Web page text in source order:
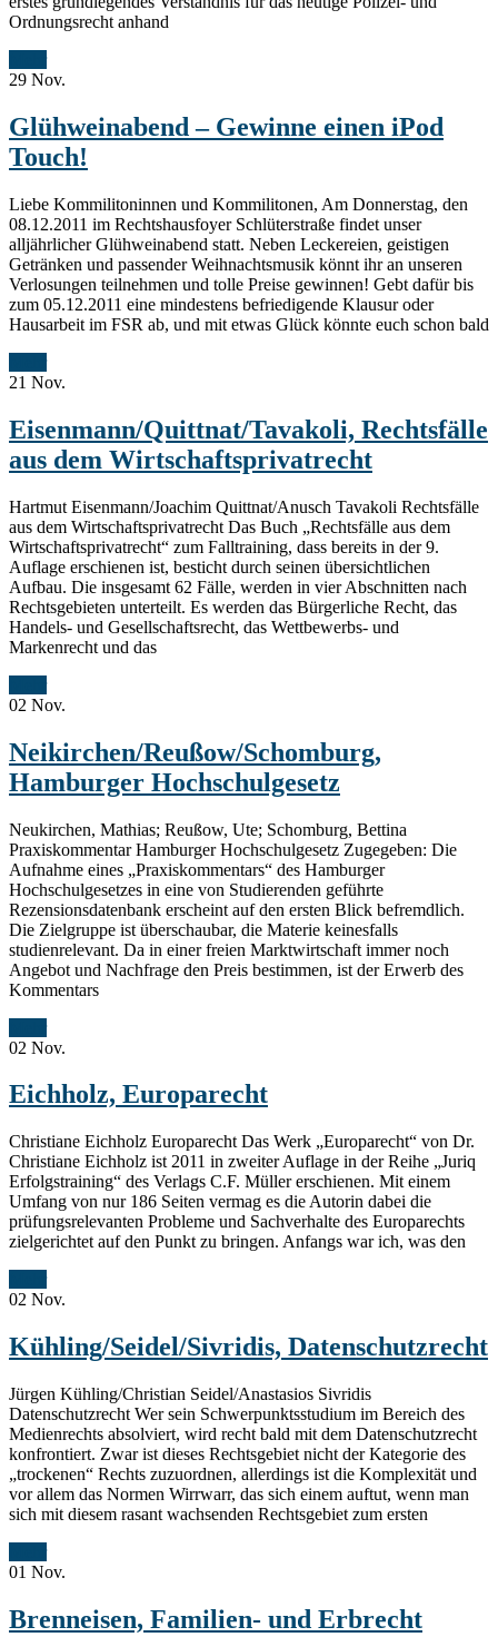
Ordnungsrecht anhand
29 Nov.
Glühweinabend – Gewinne einen iPod
Touch!
Liebe Kommilitoninnen und Kommilitonen, Am Donnerstag, den
08.12.2011 im Rechtshausfoyer Schlüterstraße findet unser
alljährlicher Glühweinabend statt. Neben Leckereien, geistigen
Getränken und passender Weihnachtsmusik könnt ihr an unseren
Verlosungen teilnehmen und tolle Preise gewinnen! Gebt dafür bis
zum 05.12.2011 eine mindestens befriedigende Klausur oder
Hausarbeit im FSR ab, und mit etwas Glück könnte euch schon bald
21 Nov.
Eisenmann/Quittnat/Tavakoli, Rechtsfälle
aus dem Wirtschaftsprivatrecht
Hartmut Eisenmann/Joachim Quittnat/Anusch Tavakoli Rechtsfälle
aus dem Wirtschaftsprivatrecht Das Buch „Rechtsfälle aus dem
Wirtschaftsprivatrecht“ zum Falltraining, dass bereits in der 9.
Auflage erschienen ist, besticht durch seinen übersichtlichen
Aufbau. Die insgesamt 62 Fälle, werden in vier Abschnitten nach
Rechtsgebieten unterteilt. Es werden das Bürgerliche Recht, das
Handels- und Gesellschaftsrecht, das Wettbewerbs- und
Markenrecht und das
02 Nov.
Neikirchen/Reußow/Schomburg,
Hamburger Hochschulgesetz
Neukirchen, Mathias; Reußow, Ute; Schomburg, Bettina
Praxiskommentar Hamburger Hochschulgesetz Zugegeben: Die
Aufnahme eines „Praxiskommentars“ des Hamburger
Hochschulgesetzes in eine von Studierenden geführte
Rezensionsdatenbank erscheint auf den ersten Blick befremdlich.
Die Zielgruppe ist überschaubar, die Materie keinesfalls
studienrelevant. Da in einer freien Marktwirtschaft immer noch
Angebot und Nachfrage den Preis bestimmen, ist der Erwerb des
Kommentars
02 Nov.
Eichholz, Europarecht
Christiane Eichholz Europarecht Das Werk „Europarecht“ von Dr.
Christiane Eichholz ist 2011 in zweiter Auflage in der Reihe „Juriq
Erfolgstraining“ des Verlags C.F. Müller erschienen. Mit einem
Umfang von nur 186 Seiten vermag es die Autorin dabei die
prüfungsrelevanten Probleme und Sachverhalte des Europarechts
zielgerichtet auf den Punkt zu bringen. Anfangs war ich, was den
02 Nov.
Kühling/Seidel/Sivridis, Datenschutzrecht
Jürgen Kühling/Christian Seidel/Anastasios Sivridis
Datenschutzrecht Wer sein Schwerpunktsstudium im Bereich des
Medienrechts absolviert, wird recht bald mit dem Datenschutzrecht
konfrontiert. Zwar ist dieses Rechtsgebiet nicht der Kategorie des
„trockenen“ Rechts zuzuordnen, allerdings ist die Komplexität und
vor allem das Normen Wirrwarr, das sich einem auftut, wenn man
sich mit diesem rasant wachsenden Rechtsgebiet zum ersten
01 Nov.
Brenneisen, Familien- und Erbrecht